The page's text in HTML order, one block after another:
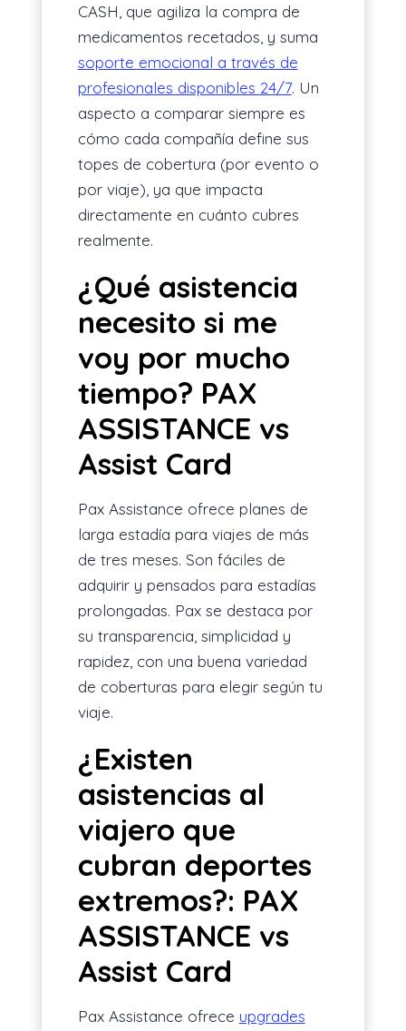
CASH, que agiliza la compra de
medicamentos recetados, y suma
soporte emocional a través de
profesionales disponibles 24/7. Un
aspecto a comparar siempre es
cómo cada compañía define sus
topes de cobertura (por evento o
por viaje), ya que impacta
directamente en cuánto cubres
realmente.
¿Qué asistencia
necesito si me
voy por mucho
tiempo? PAX
ASSISTANCE vs
Assist Card
Pax Assistance ofrece planes de
larga estadía para viajes de más
de tres meses. Son fáciles de
adquirir y pensados para estadías
prolongadas. Pax se destaca por
su transparencia, simplicidad y
rapidez, con una buena variedad
de coberturas para elegir según tu
viaje.
¿Existen
asistencias al
viajero que
cubran deportes
extremos?: PAX
ASSISTANCE vs
Assist Card
Pax Assistance ofrece upgrades